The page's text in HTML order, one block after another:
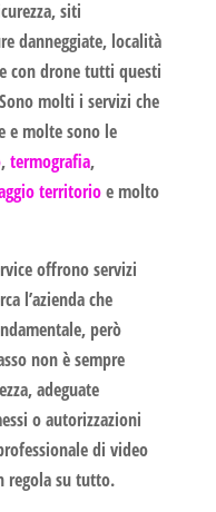
siti
danneggiate, località
con dronetutti questi
molti i servizi che
e molte sono le
,termografia,
territorioe molto
offrono servizi
l’azienda che
però
non è sempre
adeguate
o autorizzazioni
di video
regola su tutto.